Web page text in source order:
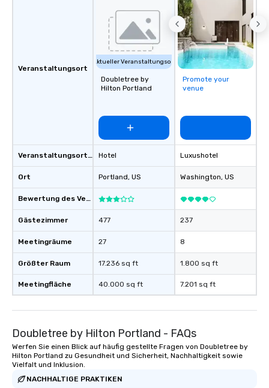
Veranstaltungsort
Veranstaltungsortstyp
Ort
Bewertung des Veranstaltungsortes
Gästezimmer
Meetingräume
Größter Raum
Meetingfläche
Aktueller Veranstaltungsort
Doubletree by
Hilton Portland
Hotel
Portland, US
477
27
17.236 sq ft
40.000 sq ft
Promote your
venue
Luxushotel
Washington, US
237
8
1.800 sq ft
7.201 sq ft
Doubletree by Hilton Portland - FAQs
Werfen Sie einen Blick auf häufig gestellte Fragen von Doubletree by
Hilton Portland zu Gesundheit und Sicherheit, Nachhaltigkeit sowie
Vielfalt und Inklusion.
NACHHALTIGE PRAKTIKEN